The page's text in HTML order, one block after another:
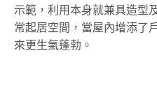
示範，利用本身就兼具造型
常起居空間，當屋內增添了
來更生氣蓬勃。